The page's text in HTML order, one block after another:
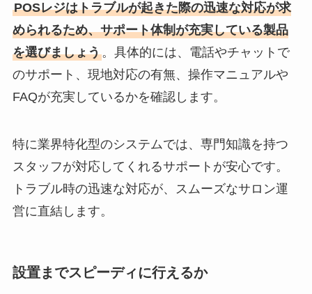
POSレジはトラブルが起きた際の迅速な対応が求
められるため、サポート体制が充実している製品
を選びましょう。具体的には、電話やチャットで
のサポート、現地対応の有無、操作マニュアルや
FAQが充実しているかを確認します。
特に業界特化型のシステムでは、専門知識を持つ
スタッフが対応してくれるサポートが安心です。
トラブル時の迅速な対応が、スムーズなサロン運
営に直結します。
設置までスピーディに行えるか